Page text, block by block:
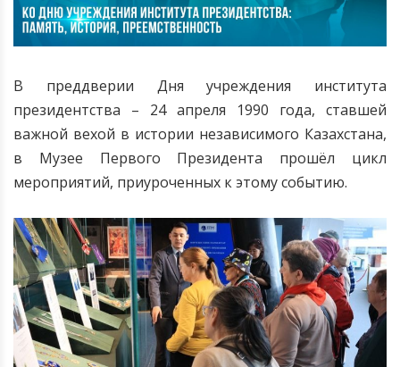
В преддверии Дня учреждения института
президентства – 24 апреля 1990 года, ставшей
важной вехой в истории независимого Казахстана,
в Музее Первого Президента прошёл цикл
мероприятий, приуроченных к этому событию.